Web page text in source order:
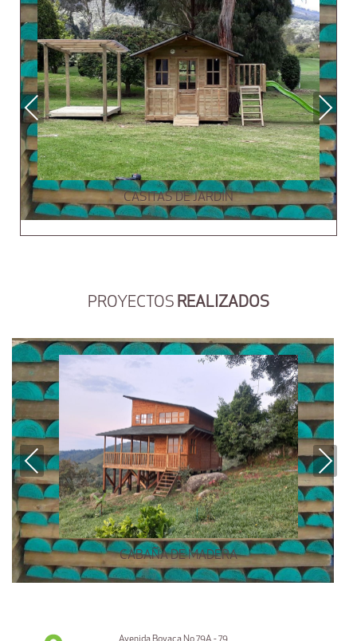
CASITAS DE JARDÍN
Previous Next
PROYECTOS REALIZADOS
CABAÑA DE MADERA
Previous Next